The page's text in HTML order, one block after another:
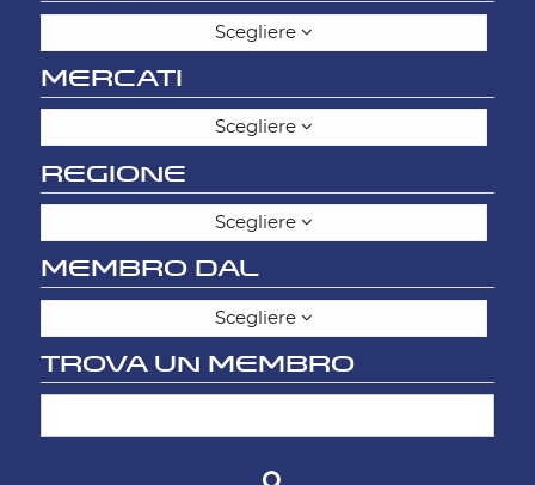
Scegliere
MERCATI
Scegliere
REGIONE
Scegliere
MEMBRO DAL
Scegliere
TROVA UN MEMBRO